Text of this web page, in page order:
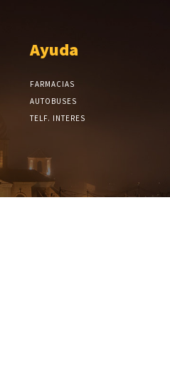
Ayuda
FARMACIAS
AUTOBUSES
TELF. INTERES